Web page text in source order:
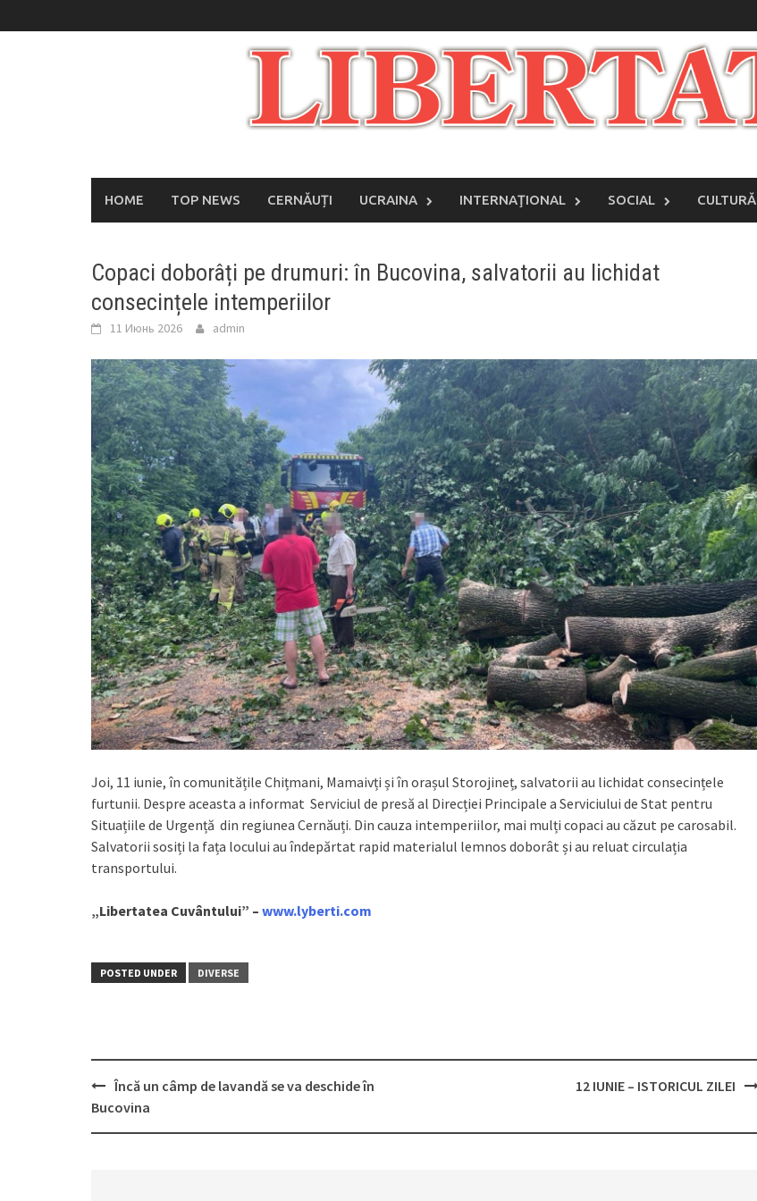
to
HOME TOP NEWS CERNĂUȚI UCRAINA INTERNAŢIONAL SOCIAL CULTURĂ
Copaci doborâți pe drumuri: în Bucovina, salvatorii au lichidat
consecințele intemperiilor
11 Июнь 2026 admin
Joi, 11 iunie, în comunitățile Chițmani, Mamaivți și în orașul Storojineț, salvatorii au lichidat consecințele
furtunii. Despre aceasta a informat Serviciul de presă al Direcției Principale a Serviciului de Stat pentru
Situațiile de Urgență din regiunea Cernăuți. Din cauza intemperiilor, mai mulți copaci au căzut pe carosabil.
Salvatorii sosiți la fața locului au îndepărtat rapid materialul lemnos doborât și au reluat circulația
transportului.
„Libertatea Cuvântului” – www.lyberti.com
POSTED UNDER DIVERSE
Post
navigation
Încă un câmp de lavandă se va deschide în
Bucovina
12 IUNIE – ISTORICUL ZILEI